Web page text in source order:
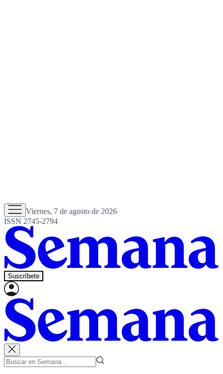
Viernes, 7 de agosto de 2026
ISSN 2745-2794
Suscríbete